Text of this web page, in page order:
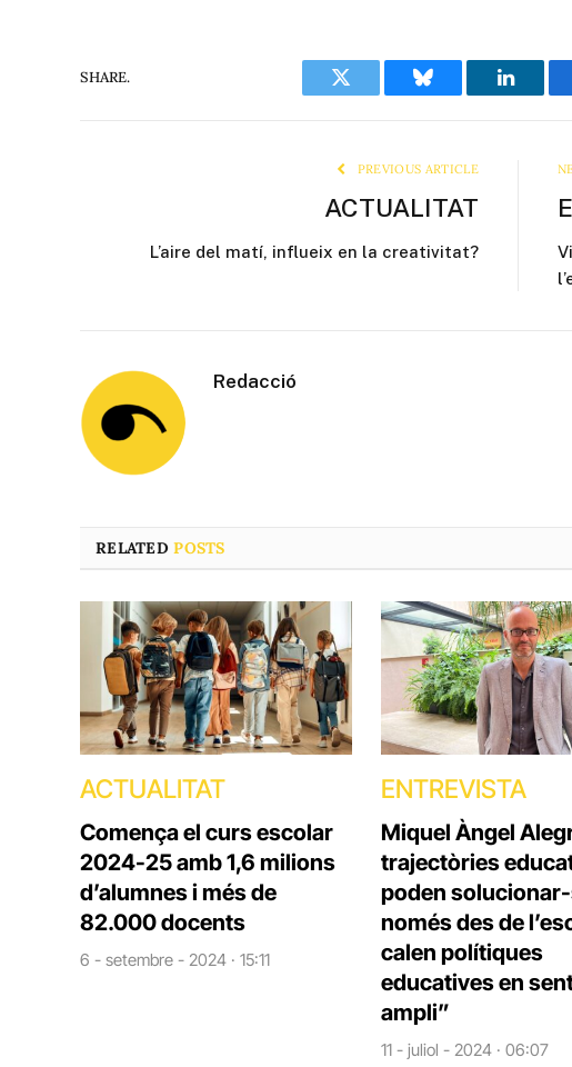
SHARE.
Twitter Bluesky
PREVIOUS ARTICLE
ACTUALITAT
L’aire del matí, influeix en la creativitat?
Redacció
RELATEDPOSTS
ACTUALITAT
Comença el curs escolar
2024-25 amb 1,6 milions
d’alumnes i més de
82.000 docents
6 - setembre - 2024 · 15:11
ENTREVISTA
Miquel Àngel
trajectòries
poden
només des de
calen polítiques
educatives en
ampli”
11 - juliol - 2024 · 06:07